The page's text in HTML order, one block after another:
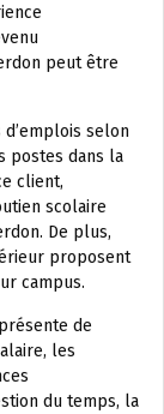
peut être
selon
postes dans la
client,
scolaire
De plus,
proposent
campus.
de
les
du temps, la